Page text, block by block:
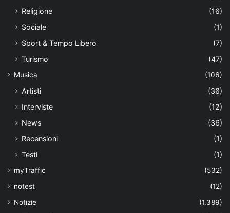
Religione
(16)
Sociale
(1)
Sport & Tempo Libero
(7)
Turismo
(47)
Musica (106)
Artisti
(36)
Interviste
(12)
News
(36)
Recensioni
(1)
Testi
(1)
myTraffic
(532)
notest
(12)
Notizie
(1.389)